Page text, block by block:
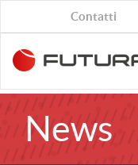
Contatti
News